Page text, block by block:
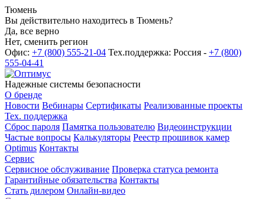
Тюмень
Вы действительно находитесь в Тюмень?
Да, все верно
Нет, сменить регион
Офис: +7 (800) 555-21-04 Тех.поддержка: Россия - +7 (800)
555-04-41
Надежные системы безопасности
О бренде
Новости Вебинары Сертификаты Реализованные проекты
Тех. поддержка
Сброс пароля Памятка пользователю Видеоинструкции
Частые вопросы Калькуляторы Реестр прошивок камер
Optimus Контакты
Сервис
Сервисное обслуживание Проверка статуса ремонта
Гарантийные обязательства Контакты
Стать дилером Онлайн-видео